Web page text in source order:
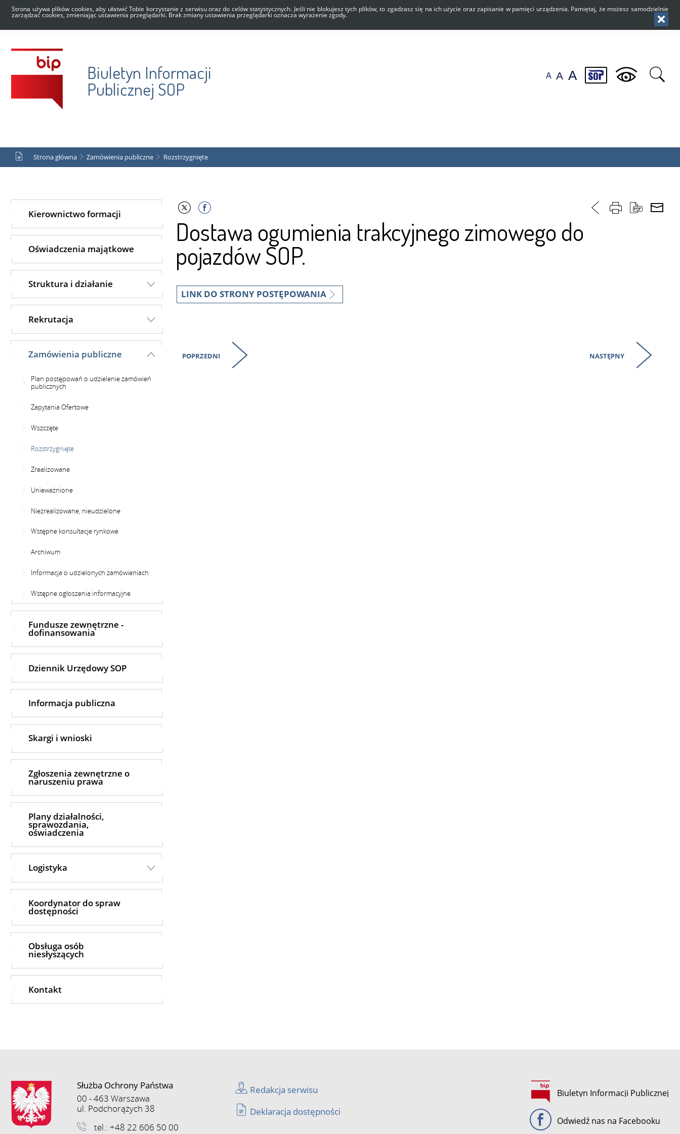
Strona używa plików cookies, aby ułatwić Tobie korzystanie z serwisu oraz do celów statystycznych. Jeśli nie blokujesz tych plików, to zgadzasz się na ich użycie oraz zapisanie w pamięci urządzenia. Pamiętaj, że możesz samodzielnie
zarządzać cookies, zmieniając ustawienia przeglądarki. Brak zmiany ustawienia przeglądarki oznacza wyrażenie zgody.
Biuletyn Informacji
Publicznej SOP
Strona główna Zamówienia publiczne Rozstrzygnięte
Kierownictwo formacji
Oświadczenia majątkowe
Struktura i działanie
Rekrutacja
Zamówienia publiczne
Plan postępowań o udzielenie zamówień
publicznych
Zapytania Ofertowe
Wszczęte
Rozstrzygnięte
Zrealizowane
Unieważnione
Niezrealizowane, nieudzielone
Wstępne konsultacje rynkowe
Archiwum
Informacja o udzielonych zamówieniach
Wstępne ogłoszenia informacyjne
Fundusze zewnętrzne -
dofinansowania
Dziennik Urzędowy SOP
Informacja publiczna
Skargi i wnioski
Zgłoszenia zewnętrzne o
naruszeniu prawa
Plany działalności,
sprawozdania,
oświadczenia
Logistyka
Koordynator do spraw
dostępności
Obsługa osób
niesłyszących
Kontakt
Dostawa ogumienia trakcyjnego zimowego do
pojazdów SOP.
LINK DO STRONY POSTĘPOWANIA
POPRZEDNI NASTĘPNY
Służba Ochrony Państwa
00 - 463 Warszawa
ul. Podchorążych 38
tel.: +48 22 606 50 00
Redakcja serwisu
Deklaracja dostępności
Biuletyn Informacji Publicznej
Odwiedź nas na Facebooku